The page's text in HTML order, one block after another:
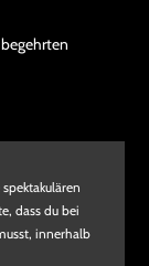
dass du bei
innerhalb